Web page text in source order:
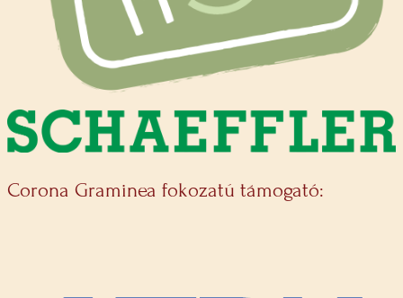
Corona Graminea fokozatú támogató: